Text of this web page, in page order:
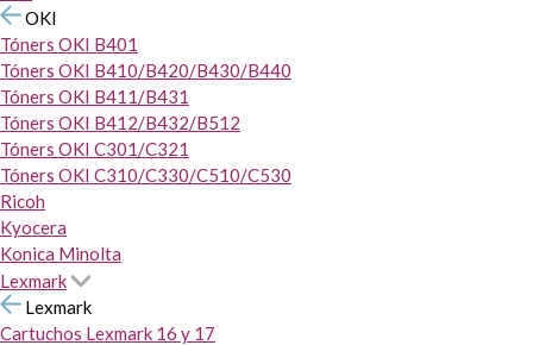
OKI
Tóners OKI B401
Tóners OKI B410/B420/B430/B440
Tóners OKI B411/B431
Tóners OKI B412/B432/B512
Tóners OKI C301/C321
Tóners OKI C310/C330/C510/C530
Ricoh
Kyocera
Konica Minolta
Lexmark
Lexmark
Cartuchos Lexmark 16 y 17